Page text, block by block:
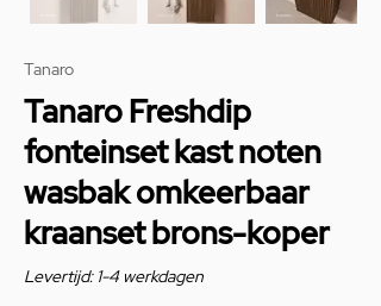
Tanaro
Tanaro Freshdip
fonteinset kast noten
wasbak omkeerbaar
kraanset brons-koper
Levertijd: 1-4 werkdagen